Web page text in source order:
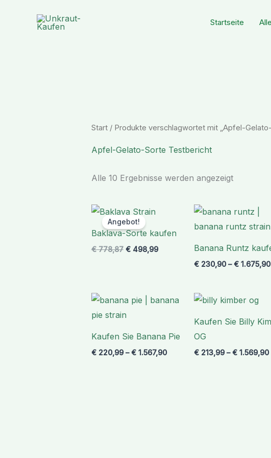
Startseite
Start/ Produkte verschlagwortet mit „Apfel-
Apfel-Gelato-Sorte Testbericht
Alle 10 Ergebnisse werden angezeigt
Angebot!
Baklava-Sorte kaufen
€778,87
Ursprünglicher
Preis
war:
€ 778,87
€498,99
€ 498,99.
Banana Runtz
€ 230,90 –€ 1.675,90
Kaufen Sie Banana Pie
€220,99 –€1.567,90
Preisspanne:
€ 220,99
€ 1.567,90Kaufen Sie Billy
OG
€ 213,99 –€ 1.569,90